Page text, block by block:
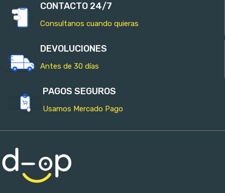
CONTACTO 24/7
Consultanos cuando quieras
DEVOLUCIONES
Antes de 30 días
PAGOS SEGUROS
Usamos Mercado Pago